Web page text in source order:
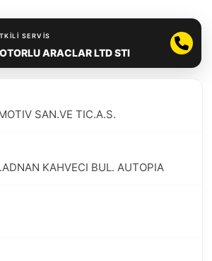
SERVIS
ARACLAR LTD STI
SAN.VE TIC.A.S.
KAHVECI BUL. AUTOPIA